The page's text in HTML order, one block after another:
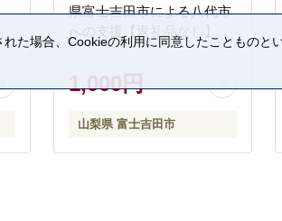
県富士吉田市による八代市
への支援【返礼品なし】
1,000円
山梨県 富士吉田市
た場合、Cookieの利用に同意したことものとい